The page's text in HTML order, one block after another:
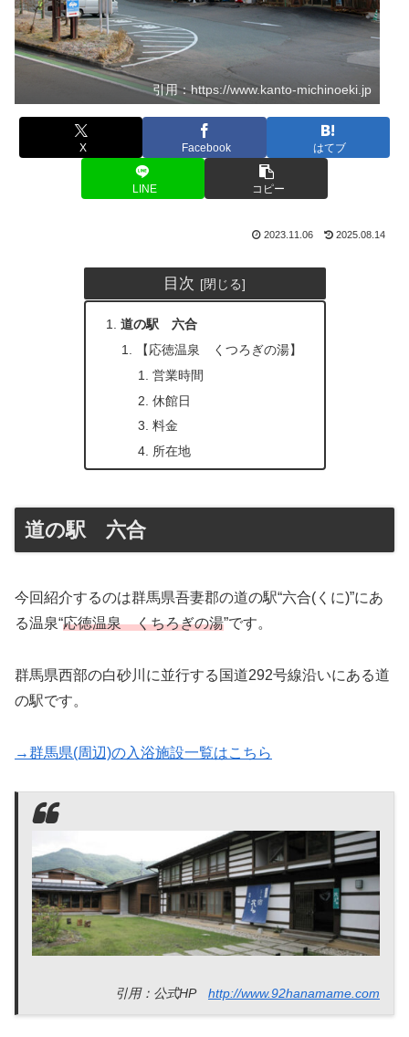
引用：https://www.kanto-michinoeki.jp
X Facebook はてブ
LINE コピー
2023.11.06 2025.08.14
目次
道の駅 六合
【応徳温泉 くつろぎの湯】
営業時間
休館日
料金
所在地
道の駅 六合
今回紹介するのは群馬県吾妻郡の道の駅“六合(くに)”にあ
る温泉“応徳温泉 くちろぎの湯”です。
群馬県西部の白砂川に並行する国道292号線沿いにある道
の駅です。
→群馬県(周辺)の入浴施設一覧はこちら
引用：公式HP http://www.92hanamame.com